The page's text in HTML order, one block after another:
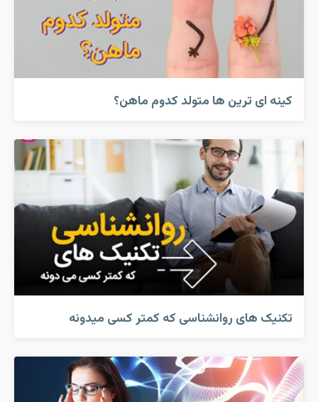
کینه ای ترین ها متولد کدوم ماهن؟
تکنیک های روانشناسی که کمتر کسی میدونه